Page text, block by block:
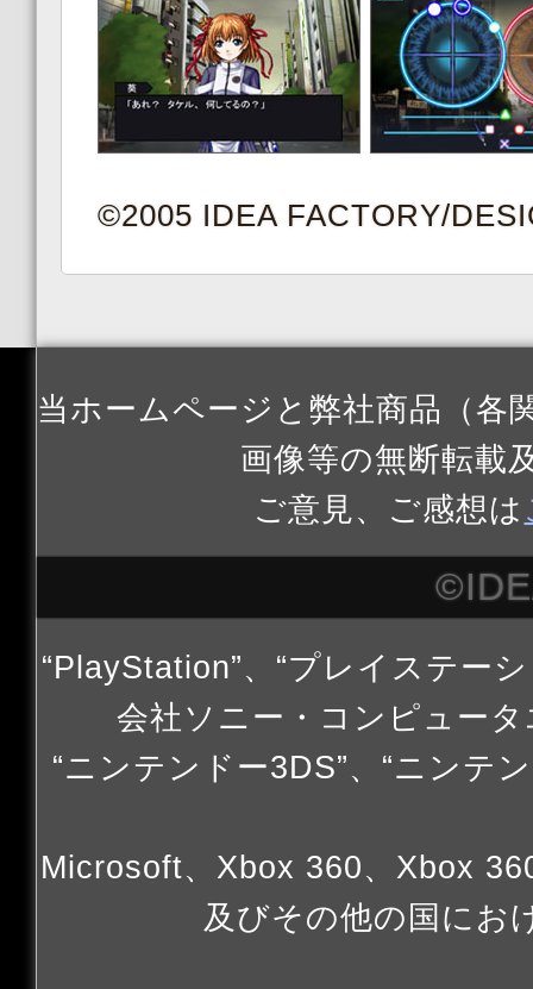
©2005 IDEA FACTORY/
当ホームページと弊社商品（各
画像等の無断転載
ご意見、ご感想は
“PlayStation”、“プレイステー
会社ソニー・コンピュー
“ニンテンドー3DS”、“ニンテ
Microsoft、Xbox 360、Xbox
及びその他の国にお